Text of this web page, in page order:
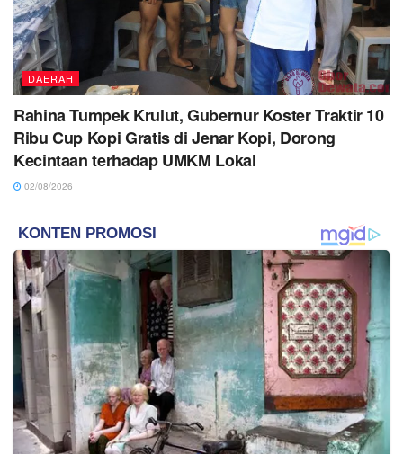
DAERAH
Rahina Tumpek Krulut, Gubernur Koster Traktir 10
Ribu Cup Kopi Gratis di Jenar Kopi, Dorong
Kecintaan terhadap UMKM Lokal
02/08/2026